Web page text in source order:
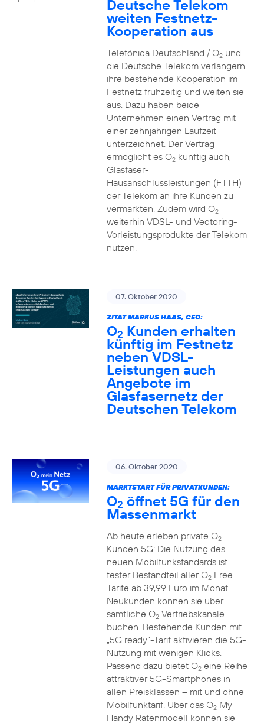
Deutsche Telekom
weiten Festnetz-
Kooperation aus
Telefónica Deutschland / O2und
die Deutsche Telekom verlängern
ihre bestehende Kooperation im
Festnetz frühzeitig und weiten sie
aus. Dazu haben beide
Unternehmen einen Vertrag mit
einer zehnjährigen Laufzeit
unterzeichnet. Der Vertrag
ermöglicht es O2künftig auch,
Glasfaser-
Hausanschlussleistungen (FTTH)
der Telekom an ihre Kunden zu
vermarkten. Zudem wird O2
weiterhin VDSL- und Vectoring-
Vorleistungsprodukte der Telekom
nutzen.
07. Oktober 2020
ZITAT MARKUS HAAS, CEO:
O2 Kunden erhalten
künftig im Festnetz
neben VDSL-
Leistungen auch
Angebote im
Glasfasernetz der
Deutschen Telekom
06. Oktober 2020
MARKTSTART FÜR PRIVATKUNDEN:
O2 öffnet 5G für den
Massenmarkt
Ab heute erleben private O2
Kunden 5G: Die Nutzung des
neuen Mobilfunkstandards ist
fester Bestandteil aller O2Free
Tarife ab 39,99 Euro im Monat.
Neukunden können sie über
sämtliche O2Vertriebskanäle
buchen. Bestehende Kunden mit
„5G ready“-Tarif aktivieren die 5G-
Nutzung mit wenigen Klicks.
Passend dazu bietet O2eine Reihe
attraktiver 5G-Smartphones in
allen Preisklassen – mit und ohne
Mobilfunktarif. Über das O2My
Handy Ratenmodell können sie